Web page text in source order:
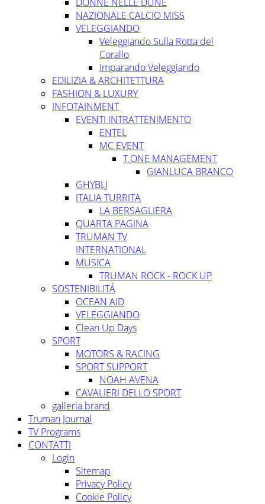
NAZIONALE CALCIO MISS
VELEGGIANDO
Veleggiando Sulla Rotta del
Corallo
Imparando Veleggiando
EDILIZIA & ARCHITETTURA
FASHION & LUXURY
INFOTAINMENT
EVENTI INTRATTENIMENTO
ENTEL
MC EVENT
T.ONE MANAGEMENT
GIANLUCA BRANCO
GHYBLJ
ITALIA TURRITA
LA BERSAGLIERA
QUARTA PAGINA
TRUMAN TV
INTERNATIONAL
MUSICA
TRUMAN ROCK - ROCK UP
SOSTENIBILITÁ
OCEAN AID
VELEGGIANDO
Clean Up Days
SPORT
MOTORS & RACING
SPORT SUPPORT
NOAH AVENA
CAVALIERI DELLO SPORT
galleria brand
Truman Journal
TV Programs
CONTATTI
Login
Sitemap
Privacy Policy
Cookie Policy